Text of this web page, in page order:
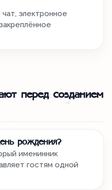
электронное
перед созданием
рождения?
именинник
гостям одной